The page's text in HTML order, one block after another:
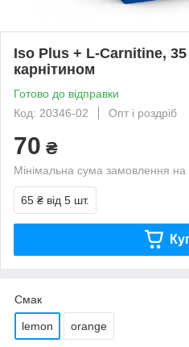
Iso Plus + L-Carnitine, 35
карнітином
Готово до відправки
Код: 20346-02
Опт і роздріб
70 ₴
Мінімальна сума замовлення
65 ₴ від 5 шт.
Смак
lemon orange